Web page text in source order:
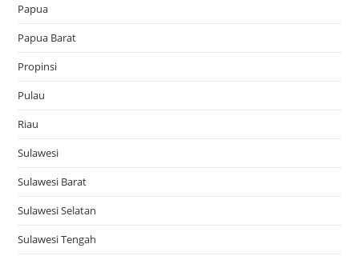
Papua
Papua Barat
Propinsi
Pulau
Riau
Sulawesi
Sulawesi Barat
Sulawesi Selatan
Sulawesi Tengah